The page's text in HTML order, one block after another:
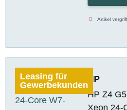
Artikel
Leasing für
Gewerbekunden
HP
HP Z4
Xeon 24-